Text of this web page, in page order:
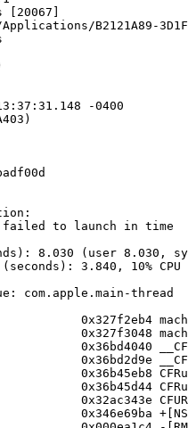
B2121A89-3D1F-
-0400
failed to launch in time
8.030 (user 8.030,
3.840, 10% CPU
com.apple.main-thread
+ 20
+ 36
+ 124
+ 878
+ 352
+ 100
+ 330
+ 242